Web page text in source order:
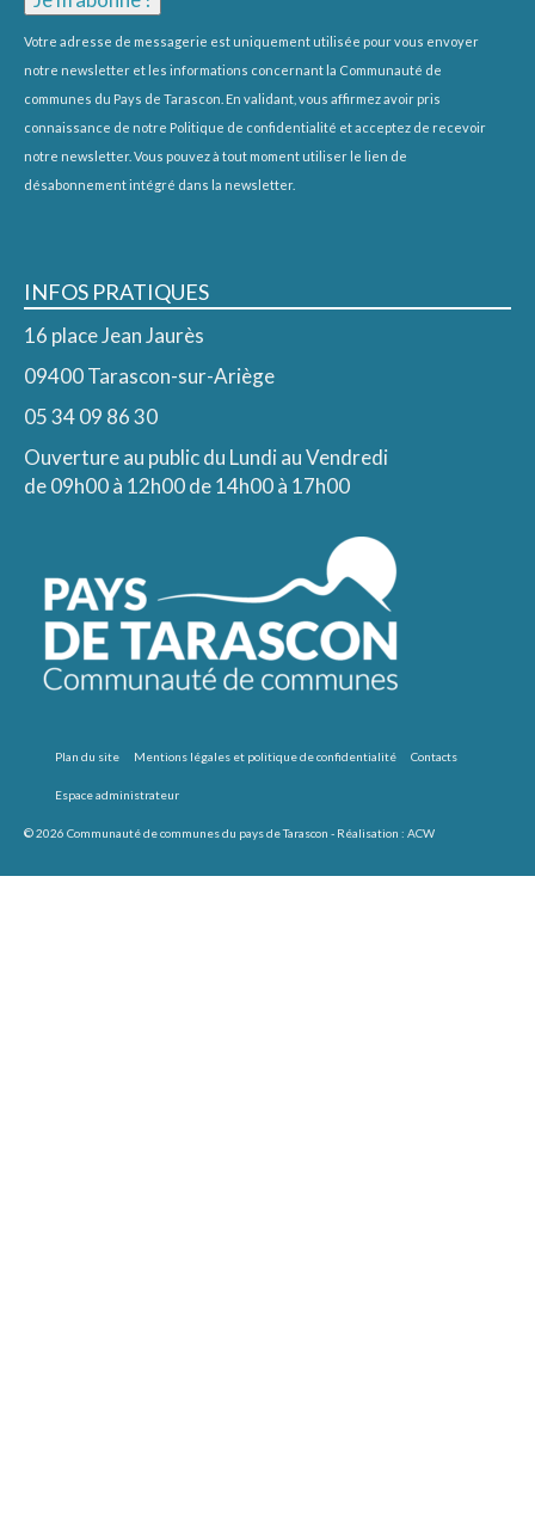
Votre adresse de messagerie est uniquement utilisée pour vous envoyer
notre newsletter et les informations concernant la Communauté de
communes du Pays de Tarascon. En validant, vous affirmez avoir pris
connaissance de notre Politique de confidentialité et acceptez de recevoir
notre newsletter. Vous pouvez à tout moment utiliser le lien de
désabonnement intégré dans la newsletter.
INFOS PRATIQUES
16 place Jean Jaurès
09400 Tarascon-sur-Ariège
05 34 09 86 30
Ouverture au public du Lundi au Vendredi
de 09h00 à 12h00 de 14h00 à 17h00
Plan du site Mentions légales et politique de confidentialité Contacts
Espace administrateur
© 2026 Communauté de communes du pays de Tarascon - Réalisation : ACW